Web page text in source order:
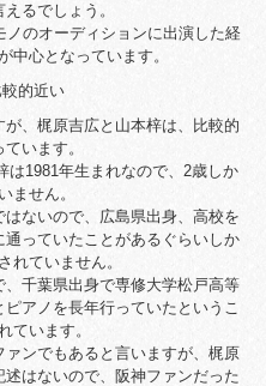
るでしょう。
のオーディションに出演した経
中心となっています。
的近い
、梶原吉広と山本梓は、比較的
います。
は1981年生まれなので、2歳しか
ません。
ないので、広島県出身、高校を
っていたことがあるぐらいしか
れていません。
千葉県出身で専修大学松戸高等
アノを長年行っていたというこ
ています。
ンでもあると言いますが、梶原
はないので、阪神ファンだった